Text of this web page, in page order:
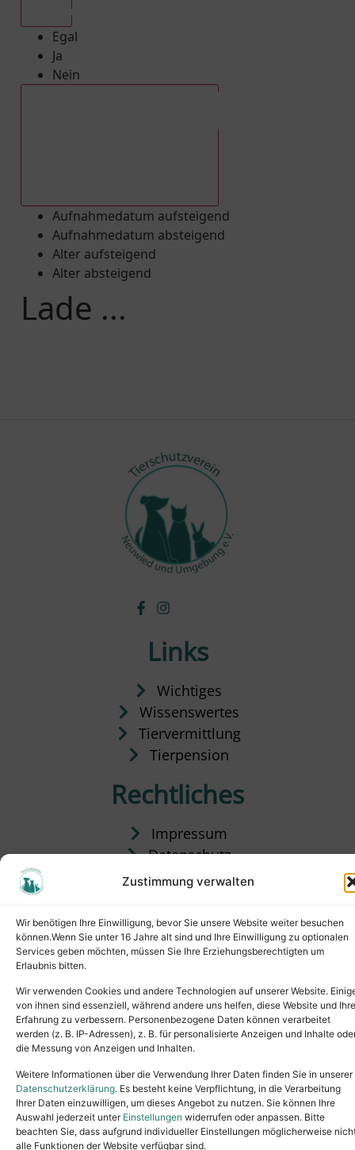
Zustimmung verwalten
Wir benötigen Ihre Einwilligung, bevor Sie unsere Website weiter besuchen
können.Wenn Sie unter 16 Jahre alt sind und Ihre Einwilligung zu optionalen
Services geben möchten, müssen Sie Ihre Erziehungsberechtigten um
Erlaubnis bitten.
Wir verwenden Cookies und andere Technologien auf unserer Website.
von ihnen sind essenziell, während andere uns helfen, diese Website und Ihre
Erfahrung zu verbessern. Personenbezogene Daten können verarbeitet
werden (z. B. IP-Adressen), z. B. für personalisierte Anzeigen und Inhalte
die Messung von Anzeigen und Inhalten.
Weitere Informationen über die Verwendung Ihrer Daten finden Sie in unserer
Datenschutzerklärung. Es besteht keine Verpflichtung, in die Verarbeitung
Ihrer Daten einzuwilligen, um dieses Angebot zu nutzen. Sie können Ihre
Auswahl jederzeit unter Einstellungen widerrufen oder anpassen. Bitte
beachten Sie, dass aufgrund individueller Einstellungen möglicherweise
alle Funktionen der Website verfügbar sind.
Egal
Ja
Nein
Aufnahmedatum aufsteigend
Aufnahmedatum absteigend
Alter aufsteigend
Alter absteigend
Lade ...
Links
Wichtiges
Wissenswertes
Tiervermittlung
Tierpension
Rechtliches
Impressum
Datenschutz
Satzung
Copyright © 2024. All rights reserved.
Tel.: (02631) 55356buero@tierheim-neuwied.de
Ludwigshof 1, 56567 Neuwied